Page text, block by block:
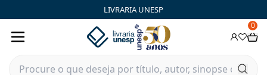
LIVRARIA UNESP
0